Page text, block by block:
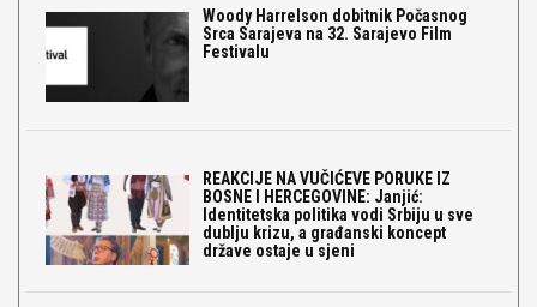
Woody Harrelson dobitnik Počasnog
Srca Sarajeva na 32. Sarajevo Film
Festivalu
REAKCIJE NA VUČIĆEVE PORUKE IZ
BOSNE I HERCEGOVINE: Janjić:
Identitetska politika vodi Srbiju u sve
dublju krizu, a građanski koncept
države ostaje u sjeni